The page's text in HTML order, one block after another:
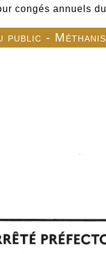
congés annuels
public -